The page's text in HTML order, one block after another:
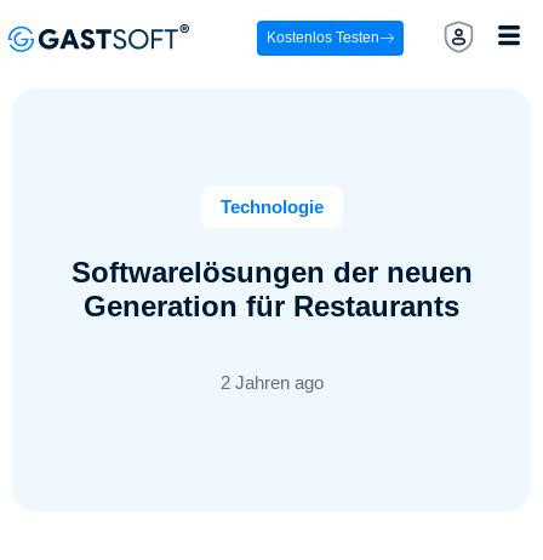
Kostenlos Testen
Technologie
Softwarelösungen der neuen
Generation für Restaurants
2 Jahren ago